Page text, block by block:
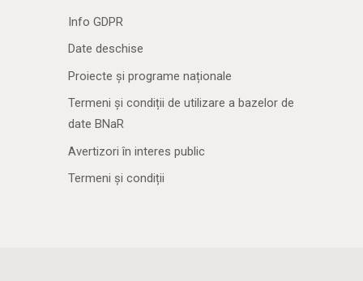
Info GDPR
Date deschise
Proiecte și programe naționale
Termeni și condiții de utilizare a bazelor de
date BNaR
Avertizori în interes public
Termeni și condiții